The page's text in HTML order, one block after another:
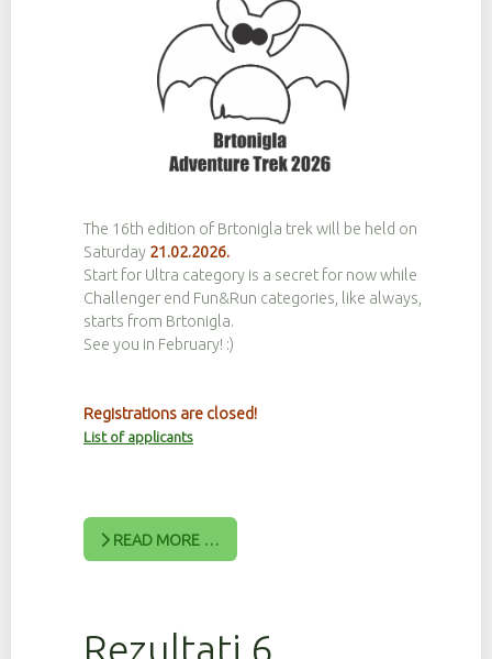
The 16th edition of Brtonigla trek will be held on
Saturday 21.02.2026.
Start for Ultra category is a secret for now while
Challenger end Fun&Run categories, like always,
starts from Brtonigla.
See you in February! :)
Registrations are closed!
List of applicants
READ MORE …
Rezultati 6